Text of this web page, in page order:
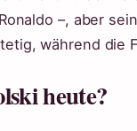
–, aber
während die
heute?